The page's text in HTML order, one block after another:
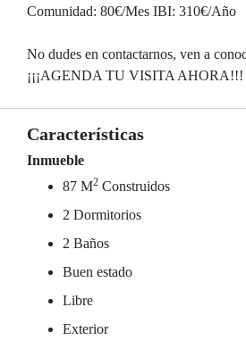
Comunidad: 80€/Mes IBI: 310€/Año
No dudes en contactarnos, ven a
¡¡¡AGENDA TU VISITA AHORA!!!
Características
Inmueble
87 M2 Construidos
2 Dormitorios
2 Baños
Buen estado
Libre
Exterior